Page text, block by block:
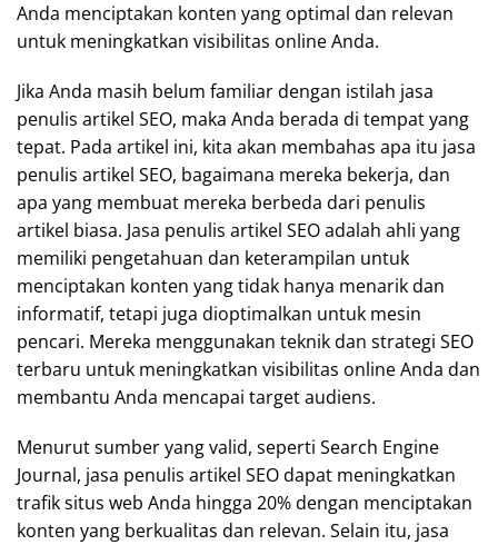
Anda menciptakan konten yang optimal dan relevan
untuk meningkatkan visibilitas online Anda.
Jika Anda masih belum familiar dengan istilah jasa
penulis artikel SEO, maka Anda berada di tempat yang
tepat. Pada artikel ini, kita akan membahas apa itu jasa
penulis artikel SEO, bagaimana mereka bekerja, dan
apa yang membuat mereka berbeda dari penulis
artikel biasa. Jasa penulis artikel SEO adalah ahli yang
memiliki pengetahuan dan keterampilan untuk
menciptakan konten yang tidak hanya menarik dan
informatif, tetapi juga dioptimalkan untuk mesin
pencari. Mereka menggunakan teknik dan strategi SEO
terbaru untuk meningkatkan visibilitas online Anda dan
membantu Anda mencapai target audiens.
Menurut sumber yang valid, seperti Search Engine
Journal, jasa penulis artikel SEO dapat meningkatkan
trafik situs web Anda hingga 20% dengan menciptakan
konten yang berkualitas dan relevan. Selain itu, jasa